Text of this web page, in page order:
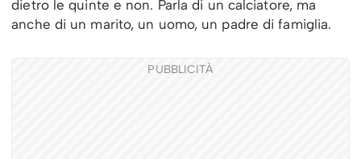
dietro le quinte e non. Parla di un calciatore, ma
anche di un marito, un uomo, un padre di famiglia.
PUBBLICITÀ